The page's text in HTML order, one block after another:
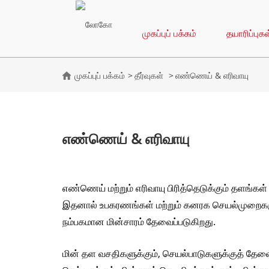
முகப்புப் பக்கம்
முகப்புப் பக்கம் தீர்வுகள் எண்ணெய் & எரிவாயு
எண்ணெய் & எரிவாயு
எண்ணெய் மற்றும் எரிவாயு பிரித்தெடுக்கும்
இதனால் உபகரணங்கள் மற்றும் கனரக
நம்பகமான மின்சாரம் தேவைப்படுகிறது.
மின் தள வசதிகளுக்கும், செயல்பாடுகளுக்குத்